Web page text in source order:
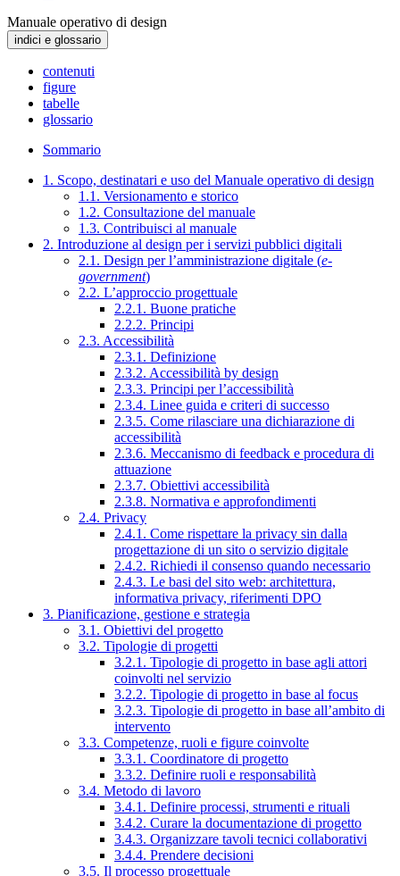
Manuale operativo di design
indici e glossario
contenuti
figure
tabelle
glossario
Sommario
1. Scopo, destinatari e uso del Manuale operativo di design
1.1. Versionamento e storico
1.2. Consultazione del manuale
1.3. Contribuisci al manuale
2. Introduzione al design per i servizi pubblici digitali
2.1. Design per l’amministrazione digitale (e-
government)
2.2. L’approccio progettuale
2.2.1. Buone pratiche
2.2.2. Principi
2.3. Accessibilità
2.3.1. Definizione
2.3.2. Accessibilità by design
2.3.3. Principi per l’accessibilità
2.3.4. Linee guida e criteri di successo
2.3.5. Come rilasciare una dichiarazione di
accessibilità
2.3.6. Meccanismo di feedback e procedura di
attuazione
2.3.7. Obiettivi accessibilità
2.3.8. Normativa e approfondimenti
2.4. Privacy
2.4.1. Come rispettare la privacy sin dalla
progettazione di un sito o servizio digitale
2.4.2. Richiedi il consenso quando necessario
2.4.3. Le basi del sito web: architettura,
informativa privacy, riferimenti DPO
3. Pianificazione, gestione e strategia
3.1. Obiettivi del progetto
3.2. Tipologie di progetti
3.2.1. Tipologie di progetto in base agli attori
coinvolti nel servizio
3.2.2. Tipologie di progetto in base al focus
3.2.3. Tipologie di progetto in base all’ambito di
intervento
3.3. Competenze, ruoli e figure coinvolte
3.3.1. Coordinatore di progetto
3.3.2. Definire ruoli e responsabilità
3.4. Metodo di lavoro
3.4.1. Definire processi, strumenti e rituali
3.4.2. Curare la documentazione di progetto
3.4.3. Organizzare tavoli tecnici collaborativi
3.4.4. Prendere decisioni
3.5. Il processo progettuale